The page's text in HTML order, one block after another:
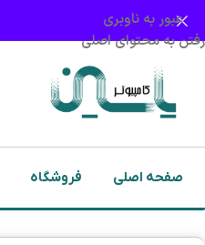
عبور به ناوبری
رفتن به محتوای اصلی
صفحه اصلی فروشگاه